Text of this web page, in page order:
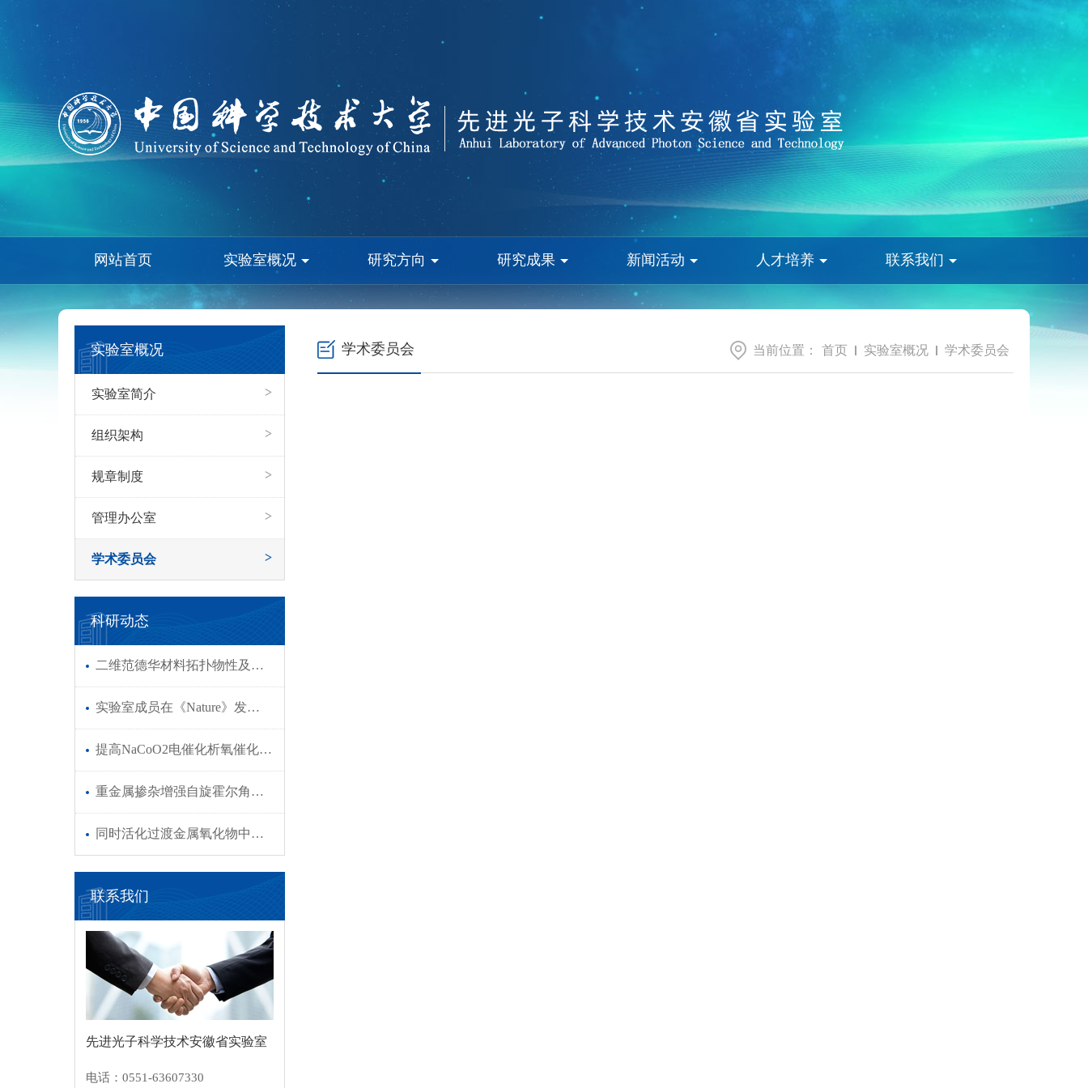
网站首页 实验室概况 研究方向 研究成果 新闻活动 人才培养 联系我们
实验室概况
实验室简介 >
组织架构 >
规章制度 >
管理办公室 >
学术委员会 >
科研动态
二维范德华材料拓扑物性及调控研究方面取得系列重要进展
实验室成员在《Nature》发文引领光生物制造新方向
提高NaCoO2电催化析氧催化活性的新策略
重金属掺杂增强自旋霍尔角及界面斜散射获得高效的自旋电子太赫兹发射源
同时活化过渡金属氧化物中不同配位位点，提升OER性能
联系我们
先进光子科学技术安徽省实验室
电话：0551-63607330
学术委员会 当前位置： 首页 实验室概况 学术委员会